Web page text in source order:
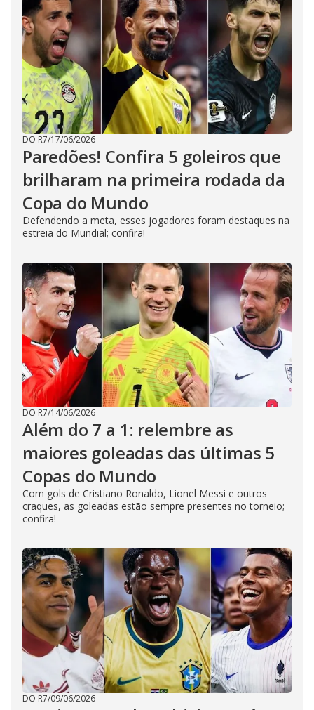
DO R7/17/06/2026
Paredões! Confira 5 goleiros que
brilharam na primeira rodada da
Copa do Mundo
Defendendo a meta, esses jogadores foram destaques na
estreia do Mundial; confira!
DO R7/14/06/2026
Além do 7 a 1: relembre as
maiores goleadas das últimas 5
Copas do Mundo
Com gols de Cristiano Ronaldo, Lionel Messi e outros
craques, as goleadas estão sempre presentes no torneio;
confira!
DO R7/09/06/2026